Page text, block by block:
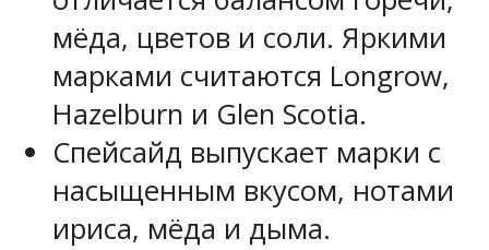
мёда, цветов и соли. Яркими
марками считаются Longrow,
Hazelburn и Glen Scotia.
Спейсайд выпускает марки с
насыщенным вкусом, нотами
ириса, мёда и дыма.